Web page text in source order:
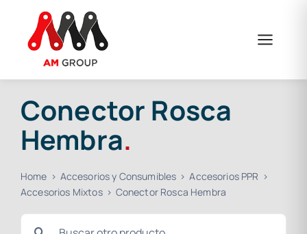
contenido
Conector Rosca
Hembra.
Home Accesorios y Consumibles
Accesorios PPR
Accesorios Mixtos
Conector Rosca Hembra
Buscar: